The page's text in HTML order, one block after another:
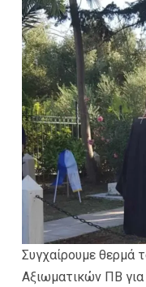
Συγχαίρουμε θερμά
Αξιωματικών ΠΒ για